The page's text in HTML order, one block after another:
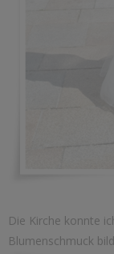
Die Kirche konnte
Blumenschmuck